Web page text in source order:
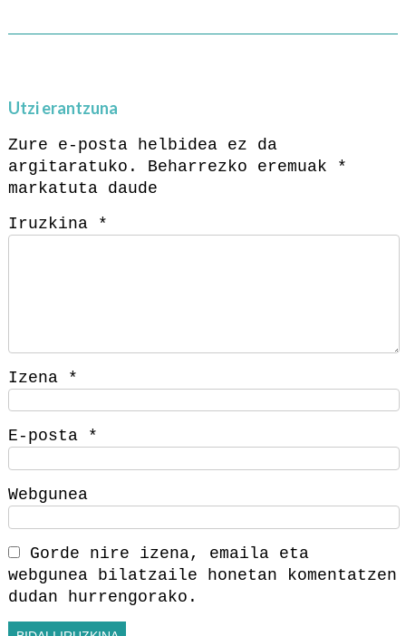
Utzi erantzuna
Zure e-posta helbidea ez da
argitaratuko.
Beharrezko eremuak
*
markatuta daude
Iruzkina
*
Izena *
E-posta *
Webgunea
Gorde nire izena, emaila eta
webgunea bilatzaile honetan komentatzen
dudan hurrengorako.